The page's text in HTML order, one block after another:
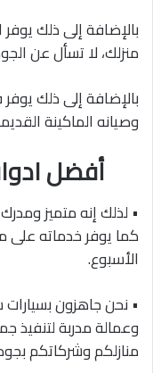
بالإضافة إلى ذلك
منزلك، لا تسأل عن
بالإضافة إلى ذلك
وصيانه الماكينة
أفضل
• لذلك إنه متميز
الأسبوع.
• نحن جاهزون
وعمالة مدربة
منازلكم وشركاتكم